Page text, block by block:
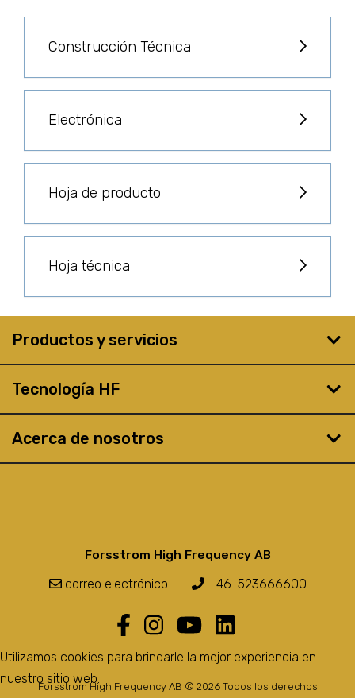
Construcción Técnica
Electrónica
Hoja de producto
Hoja técnica
Productos y servicios
Tecnología HF
Acerca de nosotros
Forsstrom High Frequency AB
correo electrónico +46-523666600
Forsstrom High Frequency AB © 2026 Todos los derechos
Utilizamos cookies para brindarle la mejor experiencia en
nuestro sitio web.